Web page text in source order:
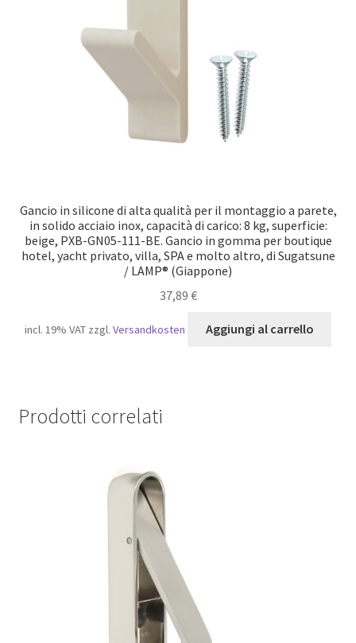
Gancio in silicone di alta qualità per il montaggio a parete,
in solido acciaio inox, capacità di carico: 8 kg, superficie:
beige, PXB-GN05-111-BE. Gancio in gomma per boutique
hotel, yacht privato, villa, SPA e molto altro, di Sugatsune
/ LAMP® (Giappone)
37,89 €
incl. 19% VAT zzgl. Versandkosten Aggiungi al carrello
Prodotti correlati